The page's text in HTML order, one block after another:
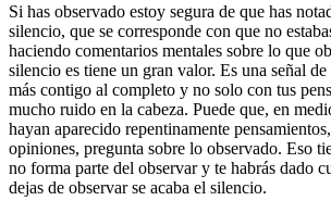
Si has observado estoy segura de que has
silencio, que se corresponde con que no
haciendo comentarios mentales sobre lo que
silencio es tiene un gran valor. Es una señal de
más contigo al completo y no solo con tus
mucho ruido en la cabeza. Puede que, en
hayan aparecido repentinamente
opiniones, pregunta sobre lo observado. Eso
no forma parte del observar y te habrás dado
dejas de observar se acaba el silencio.